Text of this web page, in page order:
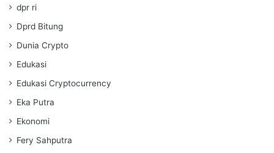
dpr ri
Dprd Bitung
Dunia Crypto
Edukasi
Edukasi Cryptocurrency
Eka Putra
Ekonomi
Fery Sahputra